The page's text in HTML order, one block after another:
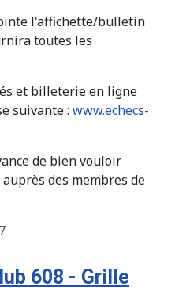
l'affichette/bulletin
toutes les
et billeterie en ligne
suivante : www.echecs-
de bien vouloir
des membres de
608 - Grille